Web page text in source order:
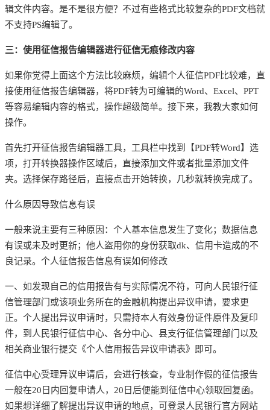
辑文件内容。是不是很方便？不过有些格式比较复杂的PDF文档就
不支持PS编辑了。
三：使用征信报告编辑器进行征信无痕修改内容
如果你觉得上面这个方法比较麻烦，编辑个人征信PDF比较难，直
接使用征信报告编辑器，将PDF转为可编辑的Word、Excel、PPT
等容易编辑内容的格式，操作超级简单。接下来，我教大家如何
操作。
首先打开征信报告编辑器工具，工具栏中找到【PDF转Word】选
项，打开转换器操作区域后，直接添加文件或者批量添加文件
夹。选择保存路径后，直接点击开始转换，几秒就转换完成了。
什么原因导致信息有误
一般来说主要有三种原因：个人基本信息发生了变化；数据信息
有误或未及时更新；他人盗用你的身份获取dk、信用卡造成的不
良记录。个人征信报告信息有误如何修改
一、如发现自己的信用报告有与实际情况不符，可向人民银行征
信管理部门或该项业务所在的金融机构提出异议申请，要求更
正。个人提出异议申请时，只需持本人有效身份证件原件及复印
件，到人民银行征信中心、各分中心、县支行征信管理部门以及
相关商业银行提交《个人信用报告异议申请表》即可。
征信中心受理异议申请后，会进行核查，专业制作假的征信报告
一般在20日内回复申请人，20日后便能到征信中心领取回复函。
如果想详细了解提出异议申请的地点，可登录人民银行官方网站